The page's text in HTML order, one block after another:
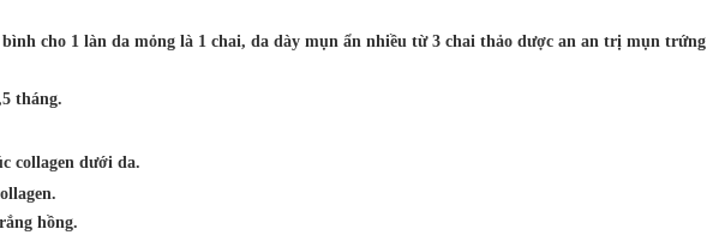
cho 1 làn da mỏng là 1 chai, da dày mụn ẩn nhiều từ 3 chai thảo dược an an trị mụn trứng
tháng.
collagen dưới da.
hồng.